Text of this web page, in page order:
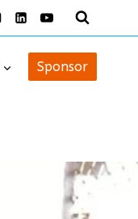
Sponsor